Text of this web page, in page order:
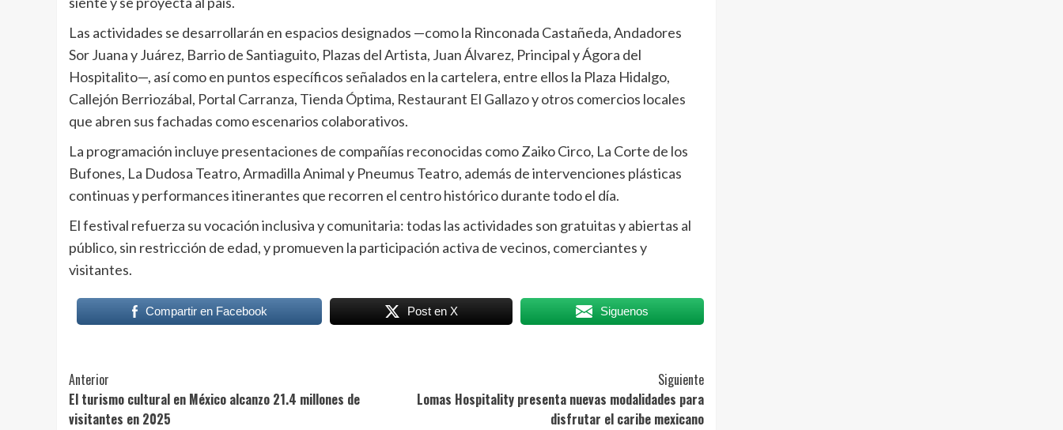
Las actividades se desarrollarán en espacios designados —como la Rinconada Castañeda, Andadores
Sor Juana y Juárez, Barrio de Santiaguito, Plazas del Artista, Juan Álvarez, Principal y Ágora del
Hospitalito—, así como en puntos específicos señalados en la cartelera, entre ellos la Plaza Hidalgo,
Callejón Berriozábal, Portal Carranza, Tienda Óptima, Restaurant El Gallazo y otros comercios locales
que abren sus fachadas como escenarios colaborativos.
La programación incluye presentaciones de compañías reconocidas como Zaiko Circo, La Corte de los
Bufones, La Dudosa Teatro, Armadilla Animal y Pneumus Teatro, además de intervenciones plásticas
continuas y performances itinerantes que recorren el centro histórico durante todo el día.
El festival refuerza su vocación inclusiva y comunitaria: todas las actividades son gratuitas y abiertas al
público, sin restricción de edad, y promueven la participación activa de vecinos, comerciantes y
visitantes.
Compartir en Facebook Post en X Siguenos
Post
Navigation
Anterior
El turismo cultural en México alcanzo 21.4 millones de
visitantes en 2025
Siguiente
Lomas Hospitality presenta nuevas modalidades para
disfrutar el caribe mexicano